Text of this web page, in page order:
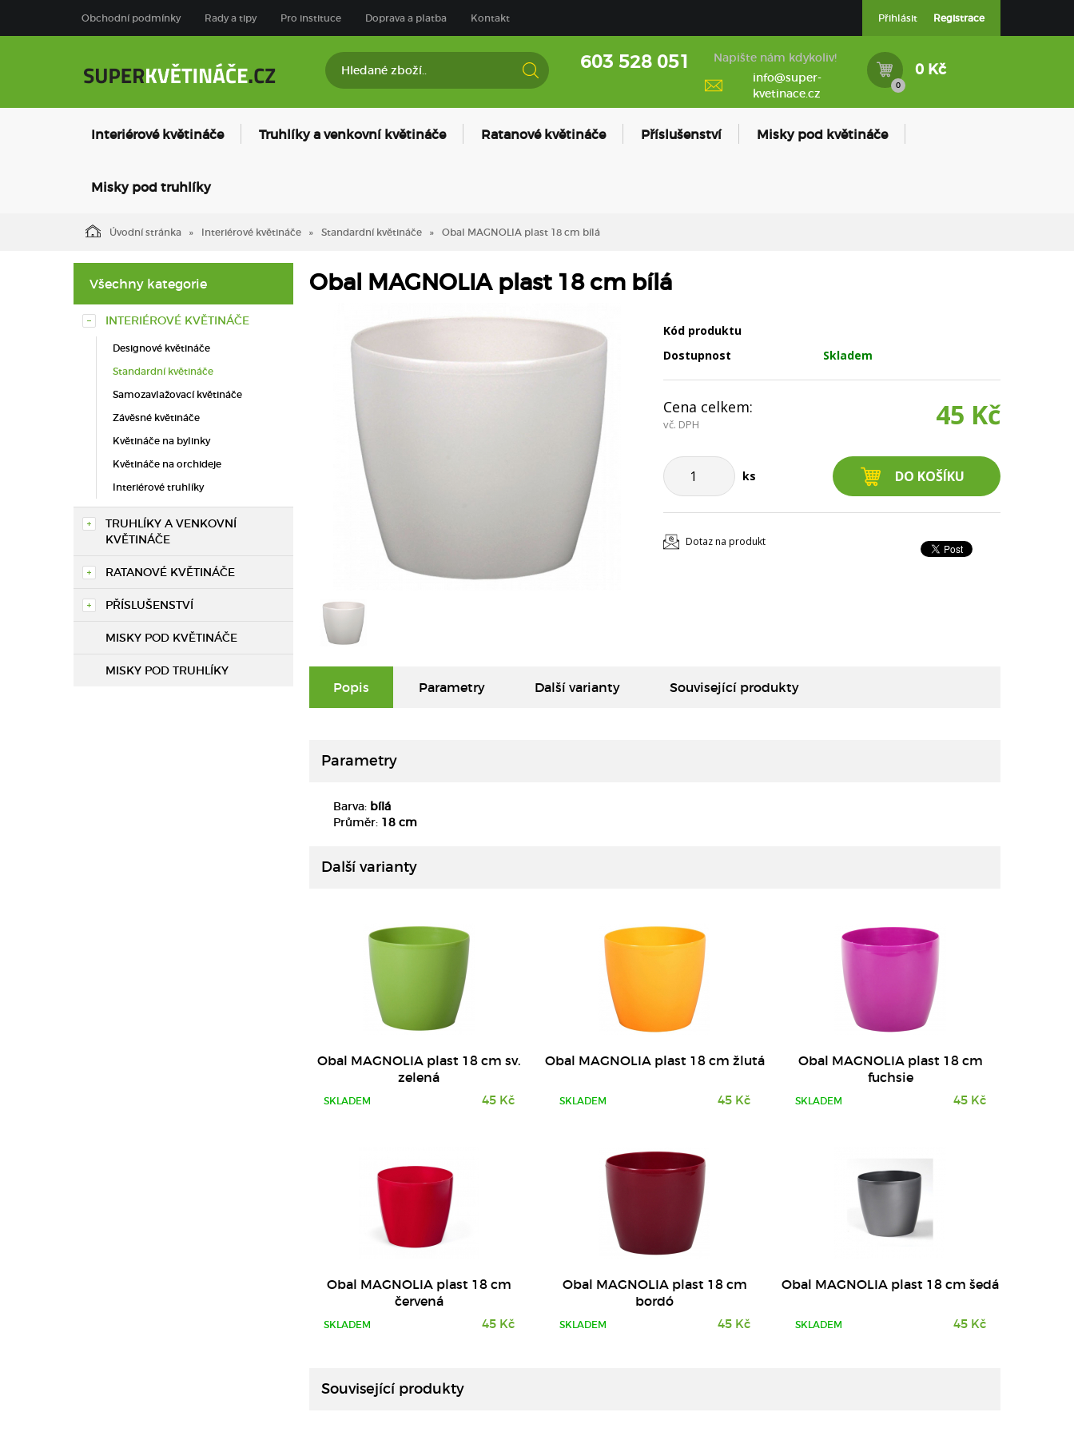
Obchodní podmínky Rady a tipy Pro instituce Doprava a platba Kontakt Přihlásit Registrace
603 528 051
Napište nám kdykoliv!
info@super-
kvetinace.cz
0
0 Kč
Interiérové květináče Truhlíky a venkovní květináče Ratanové květináče Příslušenství Misky pod květináče
Misky pod truhlíky
Úvodní stránka Interiérové květináče Standardní květináče Obal MAGNOLIA plast 18 cm bílá
Všechny kategorie
INTERIÉROVÉ KVĚTINÁČE
Designové květináče
Standardní květináče
Samozavlažovací květináče
Závěsné květináče
Květináče na bylinky
Květináče na orchideje
Interiérové truhlíky
TRUHLÍKY A VENKOVNÍ
KVĚTINÁČE
RATANOVÉ KVĚTINÁČE
PŘÍSLUŠENSTVÍ
MISKY POD KVĚTINÁČE
MISKY POD TRUHLÍKY
Obal MAGNOLIA plast 18 cm bílá
Kód produktu
Dostupnost
Skladem
Cena celkem:
vč. DPH 45 Kč
ks
Dotaz na produkt
Popis Parametry Další varianty Související produkty
Parametry
Barva: bílá
Průměr: 18 cm
Další varianty
Obal MAGNOLIA plast 18 cm sv.
zelená
SKLADEM 45 Kč
Obal MAGNOLIA plast 18 cm žlutá
SKLADEM 45 Kč
Obal MAGNOLIA plast 18 cm
fuchsie
SKLADEM 45 Kč
Obal MAGNOLIA plast 18 cm
červená
SKLADEM 45 Kč
Obal MAGNOLIA plast 18 cm
bordó
SKLADEM 45 Kč
DETAIL
Obal MAGNOLIA plast 18 cm šedá
SKLADEM 45 Kč
DETAIL
Související produkty